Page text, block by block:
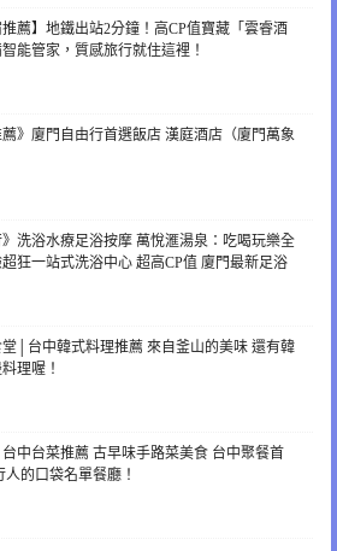
推薦】地鐵出站2分鐘！高CP值寶藏「雲睿酒
能管家，質感旅行就住這裡！
》廈門自由行首選飯店 漢庭酒店（廈門萬象
洗浴水療足浴按摩 萬悅滙湯泉：吃喝玩樂全
狂一站式洗浴中心 超高CP值 廈門最新足浴
│台中韓式料理推薦 來自釜山的美味 還有韓
理喔！
中台菜推薦 古早味手路菜美食 台中聚餐首
人的口袋名單餐廳！